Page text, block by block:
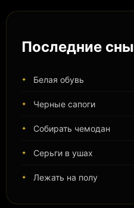
Последние сны
Белая обувь
Черные сапоги
Собирать чемодан
Серьги в ушах
Лежать на полу